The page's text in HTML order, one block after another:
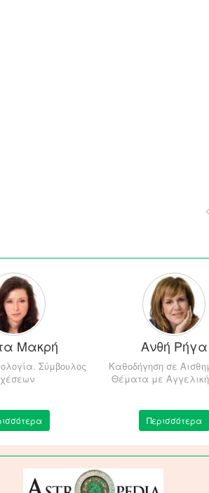
Μακρή
Σύμβουλος
Ανθή Ρήγα
Καθοδήγηση σε
Θέματα με
Περισσότερα